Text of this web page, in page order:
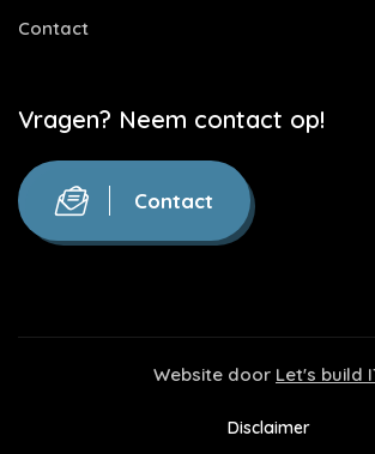
Contact
Vragen? Neem contact op!
Contact
Website door Let's build
Disclaimer